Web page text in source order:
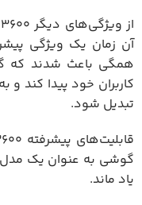
آن زمان یک ویژگی
کاربران خود پیدا کند
تبدیل شود.
گوشی به عنوان یک
یاد ماند.